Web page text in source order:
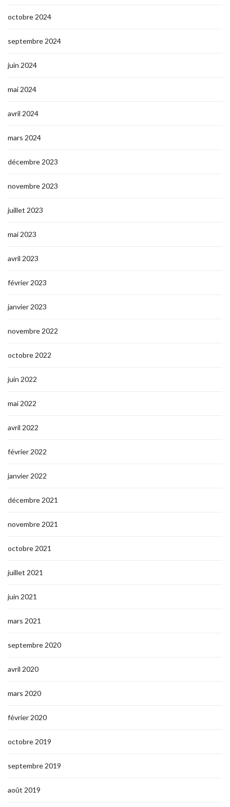
octobre 2024
septembre 2024
juin 2024
mai 2024
avril 2024
mars 2024
décembre 2023
novembre 2023
juillet 2023
mai 2023
avril 2023
février 2023
janvier 2023
novembre 2022
octobre 2022
juin 2022
mai 2022
avril 2022
février 2022
janvier 2022
décembre 2021
novembre 2021
octobre 2021
juillet 2021
juin 2021
mars 2021
septembre 2020
avril 2020
mars 2020
février 2020
octobre 2019
septembre 2019
août 2019